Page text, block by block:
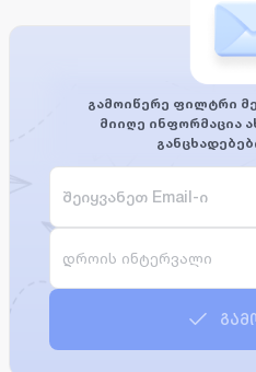
გამოიწერე ფილტრი
მიიღე ინფორმაცია
დროის ინტერვალი